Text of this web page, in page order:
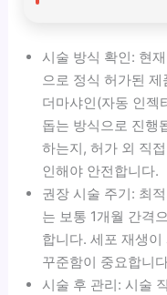
시술 방식 확인: 현
으로 정식 허가된
더마샤인(자동 인젝
돕는 방식으로 진행
하는지, 허가 외 직
인해야 안전합니다.
권장 시술 주기: 최
는 보통 1개월 간격
합니다. 세포 재생
꾸준함이 중요합니
시술 후 관리: 시술